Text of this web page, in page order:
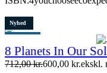
Nyhed
Tilbud
Restparti
8 Planets In Our
712,00kr.600,00 kr.ekskl.